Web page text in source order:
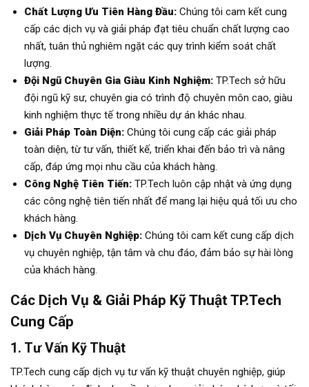
Chất Lượng Ưu Tiên Hàng Đầu: Chúng tôi cam kết cung
cấp các dịch vụ và giải pháp đạt tiêu chuẩn chất lượng cao
nhất, tuân thủ nghiêm ngặt các quy trình kiểm soát chất
lượng.
Đội Ngũ Chuyên Gia Giàu Kinh Nghiệm: TP.Tech sở hữu
đội ngũ kỹ sư, chuyên gia có trình độ chuyên môn cao, giàu
kinh nghiệm thực tế trong nhiều dự án khác nhau.
Giải Pháp Toàn Diện: Chúng tôi cung cấp các giải pháp
toàn diện, từ tư vấn, thiết kế, triển khai đến bảo trì và nâng
cấp, đáp ứng mọi nhu cầu của khách hàng.
Công Nghệ Tiên Tiến: TP.Tech luôn cập nhật và ứng dụng
các công nghệ tiên tiến nhất để mang lại hiệu quả tối ưu cho
khách hàng.
Dịch Vụ Chuyên Nghiệp: Chúng tôi cam kết cung cấp dịch
vụ chuyên nghiệp, tận tâm và chu đáo, đảm bảo sự hài lòng
của khách hàng.
Các Dịch Vụ & Giải Pháp Kỹ Thuật TP.Tech
Cung Cấp
1. Tư Vấn Kỹ Thuật
TP.Tech cung cấp dịch vụ tư vấn kỹ thuật chuyên nghiệp, giúp